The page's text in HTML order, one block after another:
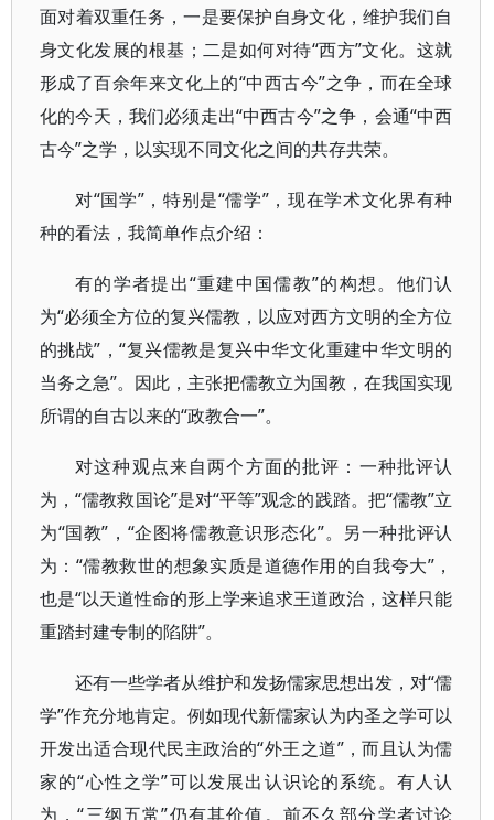
面对着双重任务，一是要保护自身文化，维护我们自
身文化发展的根基；二是如何对待“西方”文化。这就
形成了百余年来文化上的“中西古今”之争，而在全球
化的今天，我们必须走出“中西古今”之争，会通“中西
古今”之学，以实现不同文化之间的共存共荣。
对“国学”，特别是“儒学”，现在学术文化界有种
种的看法，我简单作点介绍：
有的学者提出“重建中国儒教”的构想。他们认
为“必须全方位的复兴儒教，以应对西方文明的全方位
的挑战”，“复兴儒教是复兴中华文化重建中华文明的
当务之急”。因此，主张把儒教立为国教，在我国实现
所谓的自古以来的“政教合一”。
对这种观点来自两个方面的批评：一种批评认
为，“儒教救国论”是对“平等”观念的践踏。把“儒教”立
为“国教”，“企图将儒教意识形态化”。另一种批评认
为：“儒教救世的想象实质是道德作用的自我夸大”，
也是“以天道性命的形上学来追求王道政治，这样只能
重踏封建专制的陷阱”。
还有一些学者从维护和发扬儒家思想出发，对“儒
学”作充分地肯定。例如现代新儒家认为内圣之学可以
开发出适合现代民主政治的“外王之道”，而且认为儒
家的“心性之学”可以发展出认识论的系统。有人认
为，“三纲五常”仍有其价值。前不久部分学者讨论